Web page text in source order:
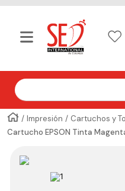
Buscar
Impresión
Cartuchos y
Cartucho EPSON Tinta